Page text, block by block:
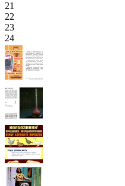
21
22
23
24